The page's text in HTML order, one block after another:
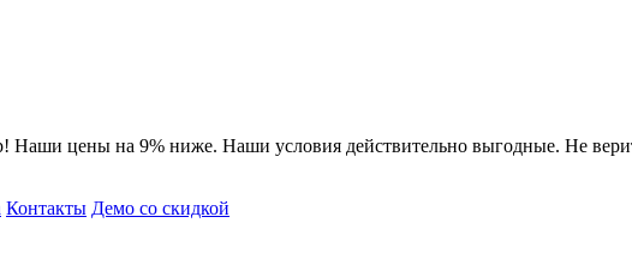
Наши цены на 9% ниже. Наши условия действительно выгодные. Не
Контакты Демо со скидкой